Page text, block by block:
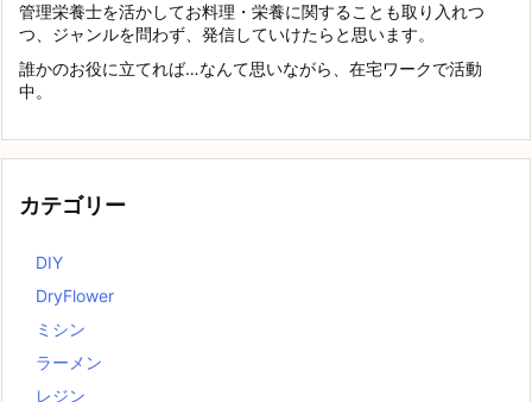
管理栄養士を活かしてお料理・栄養に関することも取り入れつ
つ、ジャンルを問わず、発信していけたらと思います。
誰かのお役に立てれば…なんて思いながら、在宅ワークで活動
中。
カテゴリー
DIY
DryFlower
ミシン
ラーメン
レジン